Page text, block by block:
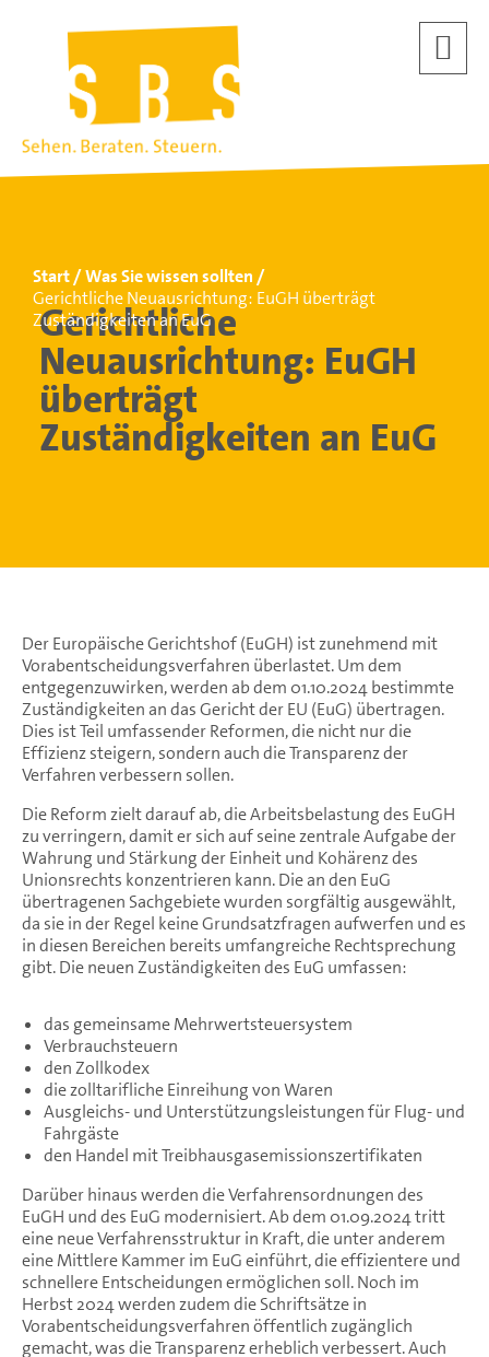
Start
Was Sie wissen sollten
Gerichtliche Neuausrichtung: EuGH überträgt
Zuständigkeiten an EuG
Gerichtliche
Neuausrichtung: EuGH
überträgt
Zuständigkeiten an EuG
Der Europäische Gerichtshof (EuGH) ist zunehmend mit
Vorabentscheidungsverfahren überlastet. Um dem
entgegenzuwirken, werden ab dem 01.10.2024 bestimmte
Zuständigkeiten an das Gericht der EU (EuG) übertragen.
Dies ist Teil umfassender Reformen, die nicht nur die
Effizienz steigern, sondern auch die Transparenz der
Verfahren verbessern sollen.
Die Reform zielt darauf ab, die Arbeitsbelastung des EuGH
zu verringern, damit er sich auf seine zentrale Aufgabe der
Wahrung und Stärkung der Einheit und Kohärenz des
Unionsrechts konzentrieren kann. Die an den EuG
übertragenen Sachgebiete wurden sorgfältig ausgewählt,
da sie in der Regel keine Grundsatzfragen aufwerfen und es
in diesen Bereichen bereits umfangreiche Rechtsprechung
gibt. Die neuen Zuständigkeiten des EuG umfassen:
das gemeinsame Mehrwertsteuersystem
Verbrauchsteuern
den Zollkodex
die zolltarifliche Einreihung von Waren
Ausgleichs- und Unterstützungsleistungen für Flug- und
Fahrgäste
den Handel mit Treibhausgasemissionszertifikaten
Darüber hinaus werden die Verfahrensordnungen des
EuGH und des EuG modernisiert. Ab dem 01.09.2024 tritt
eine neue Verfahrensstruktur in Kraft, die unter anderem
eine Mittlere Kammer im EuG einführt, die effizientere und
schnellere Entscheidungen ermöglichen soll. Noch im
Herbst 2024 werden zudem die Schriftsätze in
Vorabentscheidungsverfahren öffentlich zugänglich
gemacht, was die Transparenz erheblich verbessert. Auch